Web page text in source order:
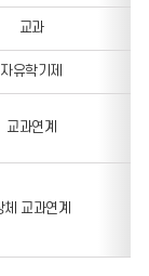
교과
자유학기제
교과연계
체 교과연계